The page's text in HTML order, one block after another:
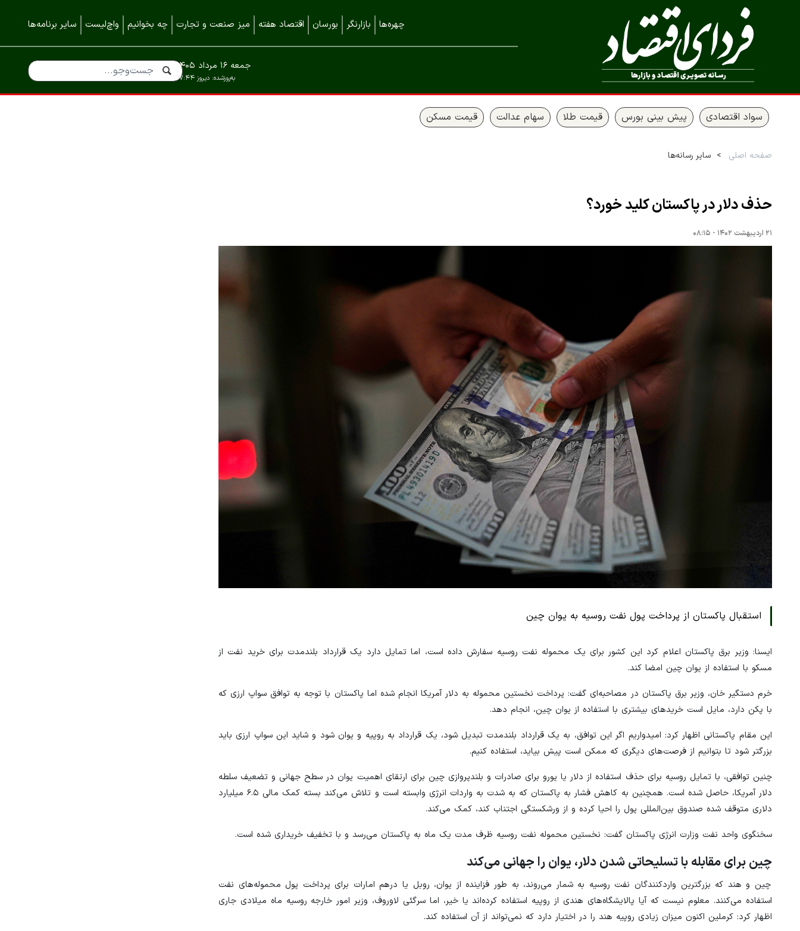
چهره‌ها بازارنگر بورسان اقتصاد هفته میز صنعت و تجارت چه بخوانیم واچ‌لیست سایر برنامه‌ها
به‌روزشده: دیروز ۱۷:۴۴
جمعه ۱۶ مرداد ۱۴۰۵
سواد اقتصادی پیش بینی بورس قیمت طلا سهام عدالت قیمت مسکن
صفحه اصلی سایر رسانه‌ها
حذف دلار در پاکستان کلید خورد؟
۲۱ اردیبهشت ۱۴۰۲ - ۰۸:۱۵
استقبال پاکستان از پرداخت پول نفت روسیه به یوان چین
ایسنا: وزیر برق پاکستان اعلام کرد این کشور برای یک محموله نفت روسیه سفارش داده است، اما تمایل دارد یک قرارداد بلندمدت برای خرید نفت از
مسکو با استفاده از یوان چین امضا کند.
خرم دستگیر خان، وزیر برق پاکستان در مصاحبه‌ای گفت: پرداخت نخستین محموله به دلار آمریکا انجام شده اما پاکستان با توجه به توافق سواپ ارزی که
با پکن دارد، مایل است خریدهای بیشتری با استفاده از یوان چین، انجام دهد.
این مقام پاکستانی اظهار کرد: امیدواریم اگر این توافق، به یک قرارداد بلندمدت تبدیل شود، یک قرارداد به روپیه و یوان شود و شاید این سواپ ارزی باید
بزرگتر شود تا بتوانیم از فرصت‌های دیگری که ممکن است پیش بیاید، استفاده کنیم.
چنین توافقی، با تمایل روسیه برای حذف استفاده از دلار یا یورو برای صادرات و بلندپروازی چین برای ارتقای اهمیت یوان در سطح جهانی و تضعیف سلطه
دلار آمریکا، حاصل شده است. همچنین به کاهش فشار به پاکستان که به شدت به واردات انرژی وابسته است و تلاش می‌کند بسته کمک مالی ۶.۵ میلیارد
دلاری متوقف شده صندوق بین‌المللی پول را احیا کرده و از ورشکستگی اجتناب کند، کمک می‌کند.
سخنگوی واحد نفت وزارت انرژی پاکستان گفت: نخستین محموله نفت روسیه ظرف مدت یک ماه به پاکستان می‌رسد و با تخفیف خریداری شده است.
چین برای مقابله با تسلیحاتی شدن دلار، یوان را جهانی می‌کند
چین و هند که بزرگترین واردکنندگان نفت روسیه به شمار می‌روند، به طور فزاینده از یوان، روبل یا درهم امارات برای پرداخت پول محموله‌های نفت
استفاده می‌کنند. معلوم نیست که آیا پالایشگاه‌های هندی از روپیه استفاده کرده‌اند یا خیر، اما سرگئی لاوروف، وزیر امور خارجه روسیه ماه میلادی جاری
اظهار کرد: کرملین اکنون میزان زیادی روپیه هند را در اختیار دارد که نمی‌تواند از آن استفاده کند.